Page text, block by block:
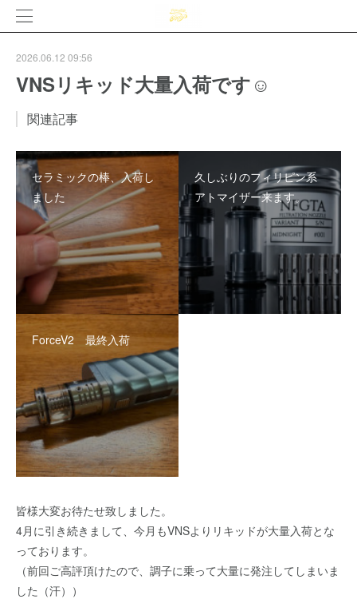
2026.06.12 09:56
VNSリキッド大量入荷です☺️
関連記事
セラミックの棒、入荷し
ました
久しぶりのフィリピン系
アトマイザー来ます。
ForceV2 最終入荷
皆様大変お待たせ致しました。
4月に引き続きまして、今月もVNSよりリキッドが大量入荷とな
っております。
（前回ご高評頂けたので、調子に乗って大量に発注してしまいま
した（汗））